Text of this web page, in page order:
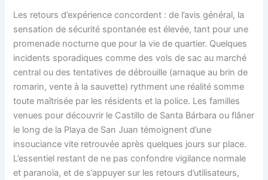
Les retours d’expérience concordent : de l’avis général, la
sensation de sécurité spontanée est élevée, tant pour une
promenade nocturne que pour la vie de quartier. Quelques
incidents sporadiques comme des vols de sac au marché
central ou des tentatives de débrouille (arnaque au brin de
romarin, vente à la sauvette) rythment une réalité somme
toute maîtrisée par les résidents et la police. Les familles
venues pour découvrir le Castillo de Santa Bárbara ou flâner
le long de la Playa de San Juan témoignent d’une
insouciance vite retrouvée après quelques jours sur place.
L’essentiel restant de ne pas confondre vigilance normale
et paranoïa, et de s’appuyer sur les retours d’utilisateurs,